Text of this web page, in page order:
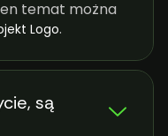
temat można
Logo.
są